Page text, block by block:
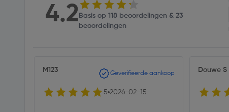
4.2 Basis op 118 beoordelingen & 23
beoordelingen
M123 Geverifieerde aankoop
5 2026-02-15
Douwe S